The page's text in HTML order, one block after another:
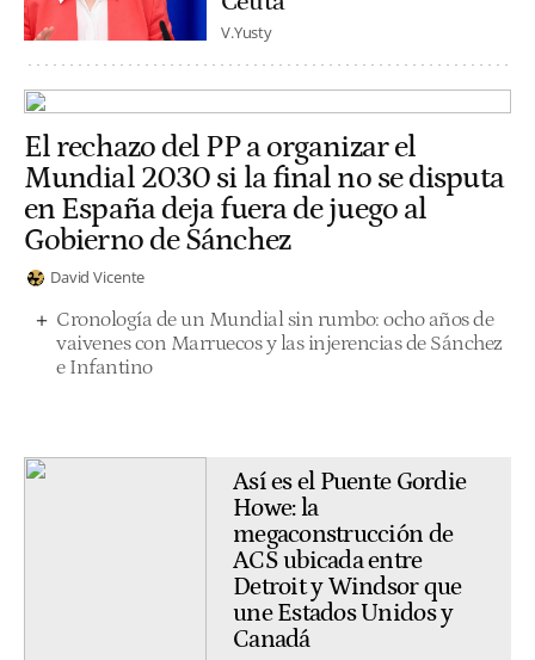
V.Yusty
El rechazo del PP a organizar el
Mundial 2030 si la final no se disputa
en España deja fuera de juego al
Gobierno de Sánchez
David Vicente
Cronología de un Mundial sin rumbo: ocho años de
vaivenes con Marruecos y las injerencias de Sánchez
e Infantino
Así es el Puente Gordie
Howe: la
megaconstrucción de
ACS ubicada entre
Detroit y Windsor que
une Estados Unidos y
Canadá